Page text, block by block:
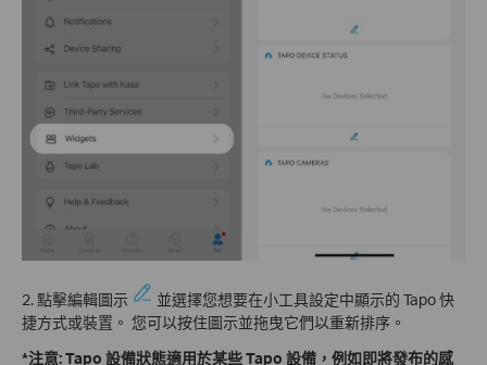
2. 點擊編輯圖示
並選擇您想要在小工具設定中顯示的 Tapo 快
捷方式或裝置。 您可以按住圖示並拖曳它們以重新排序。
*注意: Tapo 設備狀態適用於某些 Tapo 設備，例如即將發布的感